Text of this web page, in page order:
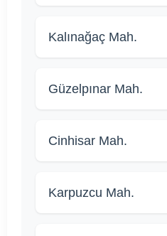
Kalınağaç Mah.
Güzelpınar Mah.
Cinhisar Mah.
Karpuzcu Mah.